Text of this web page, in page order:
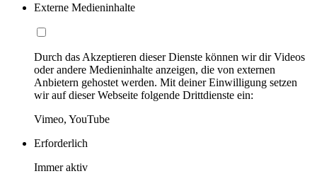
Externe Medieninhalte
Durch das Akzeptieren dieser Dienste können wir dir Videos
oder andere Medieninhalte anzeigen, die von externen
Anbietern gehostet werden. Mit deiner Einwilligung setzen
wir auf dieser Webseite folgende Drittdienste ein:
Vimeo, YouTube
Erforderlich
Immer aktiv